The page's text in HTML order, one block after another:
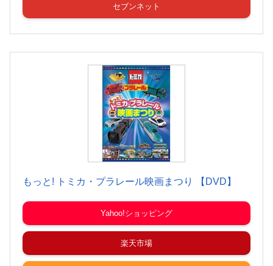
セブンネット
もっと! トミカ・プラレール映画まつり 【DVD】
Yahoo!ショッピング
楽天市場